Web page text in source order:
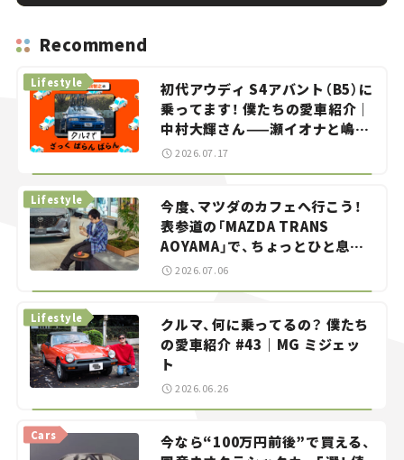
Recommend
初代アウディ S4アバント（B5）に
乗ってます！ 僕たちの愛車紹介｜
中村大輝さん——瀬イオナと嶋田
智之の「クルマでざっくばらんば
Lifestyle
2026.07.17
今度、マツダのカフェへ行こう！
表参道の「MAZDA TRANS
AOYAMA」で、ちょっとひと息。
——連載｜CCGとクルマでどうす
Lifestyle
2026.07.06
クルマ、何に乗ってるの？ 僕たち
の愛車紹介 #43｜MG ミジェッ
ト
Lifestyle
2026.06.26
今なら“100万円前後”で買える、
Cars